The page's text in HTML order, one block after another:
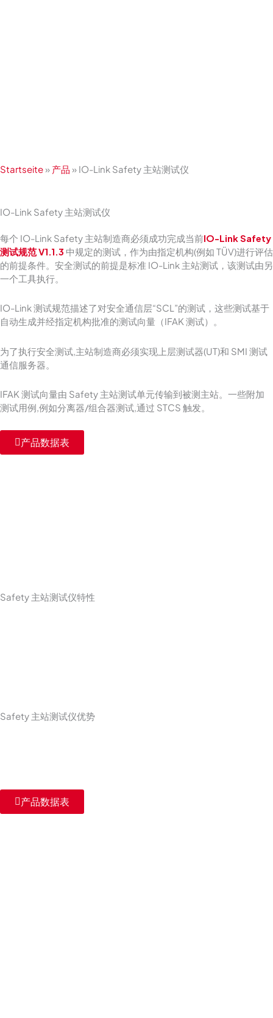
Startseite» 产品 » IO-Link Safety 主站测试仪
IO-Link Safety 主站测试仪
每个 IO-Link Safety 主站制造商必须成功完成当前IO-Link Safety
测试规范 V1.1.3 中规定的测试，作为由指定机构(例如 TÜV)进行评估
的前提条件。安全测试的前提是标准 IO-Link 主站测试，该测试由另
一个工具执行。
IO-Link 测试规范描述了对安全通信层“SCL”的测试，这些测试基于
自动生成并经指定机构批准的测试向量（IFAK 测试）。
为了执行安全测试,主站制造商必须实现上层测试器(UT)和 SMI 测试
通信服务器。
IFAK 测试向量由 Safety 主站测试单元传输到被测主站。一些附加
测试用例,例如分离器/组合器测试,通过 STCS 触发。
产品数据表
Safety 主站测试仪特性
Safety 主站测试仪优势
产品数据表